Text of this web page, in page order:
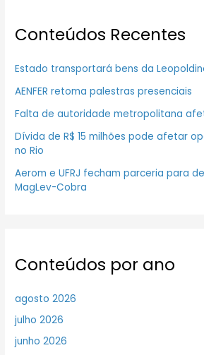
Conteúdos Recentes
Estado transportará bens da
AENFER retoma palestras presenciais
Falta de autoridade metropolitana
Dívida de R$ 15 milhões pode afetar
no Rio
Aerom e UFRJ fecham parceria para
MagLev-Cobra
Conteúdos por ano
agosto 2026
julho 2026
junho 2026